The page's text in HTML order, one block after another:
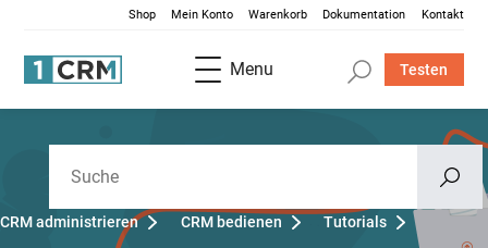
Shop Mein Konto Warenkorb Dokumentation Kontakt
Menu Testen
CRM administrieren CRM bedienen Tutorials